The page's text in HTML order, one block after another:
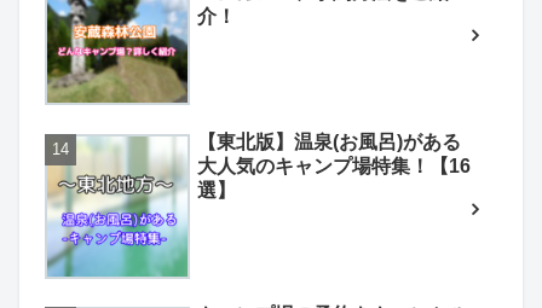
介！
【東北版】温泉(お風呂)がある
大人気のキャンプ場特集！【16
選】